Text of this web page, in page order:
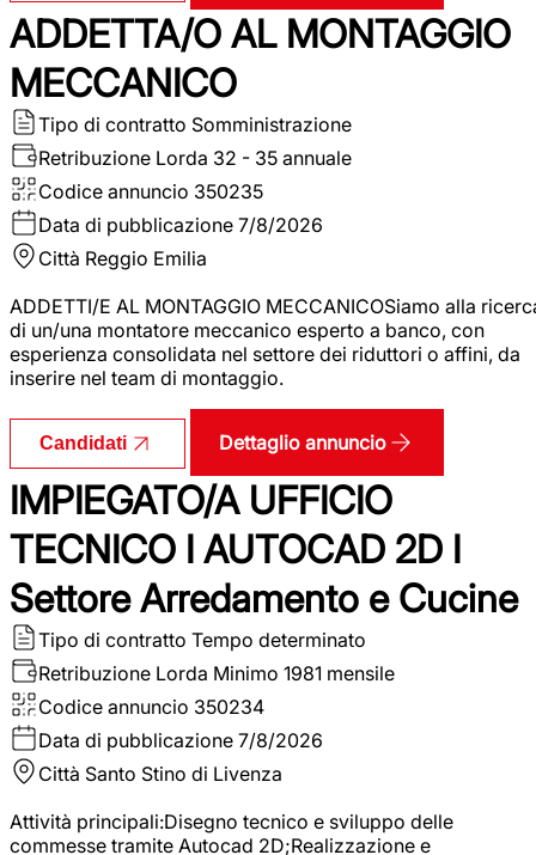
ADDETTA/O AL MONTAGGIO
MECCANICO
Tipo di contratto Somministrazione
Retribuzione Lorda 32 - 35 annuale
Codice annuncio 350235
Data di pubblicazione 7/8/2026
Città Reggio Emilia
ADDETTI/E AL MONTAGGIO MECCANICOSiamo alla
di un/una montatore meccanico esperto a banco, con
esperienza consolidata nel settore dei riduttori o affini, da
inserire nel team di montaggio.
Candidati Dettaglio annuncio
IMPIEGATO/A UFFICIO
TECNICO I AUTOCAD 2D I
Settore Arredamento e Cucine
Tipo di contratto Tempo determinato
Retribuzione Lorda Minimo 1981 mensile
Codice annuncio 350234
Data di pubblicazione 7/8/2026
Città Santo Stino di Livenza
Attività principali:Disegno tecnico e sviluppo delle
commesse tramite Autocad 2D;Realizzazione e